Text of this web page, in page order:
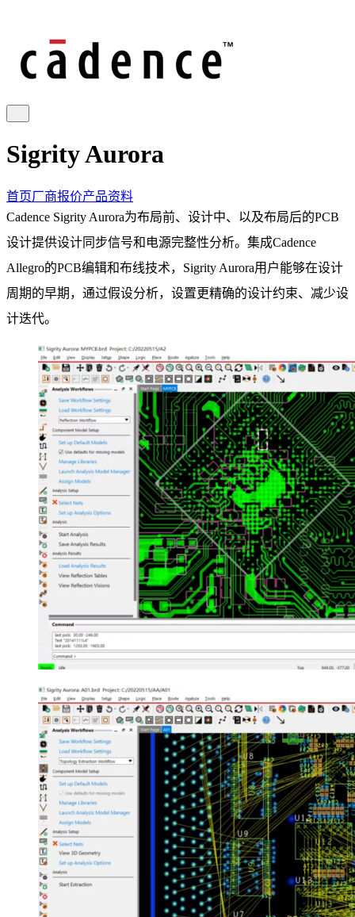
Sigrity Aurora
首页厂商报价产品资料
Cadence Sigrity Aurora为布局前、设计中、以及布局后的PCB
设计提供设计同步信号和电源完整性分析。集成Cadence
Allegro的PCB编辑和布线技术，Sigrity Aurora用户能够在设计
周期的早期，通过假设分析，设置更精确的设计约束、减少设
计迭代。